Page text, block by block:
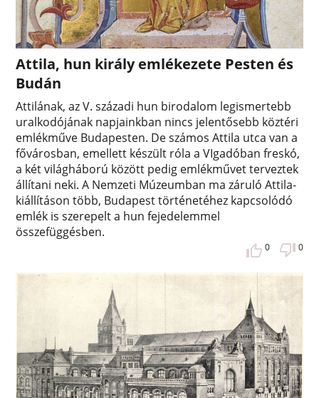
Attila, hun király emlékezete Pesten és
Budán
Attilának, az V. századi hun birodalom legismertebb
uralkodójának napjainkban nincs jelentősebb köztéri
emlékműve Budapesten. De számos Attila utca van a
fővárosban, emellett készült róla a VIgadóban freskó,
a két világháború között pedig emlékművet terveztek
állítani neki. A Nemzeti Múzeumban ma záruló Attila-
kiállításon több, Budapest történetéhez kapcsolódó
emlék is szerepelt a hun fejedelemmel
összefüggésben.
0 0